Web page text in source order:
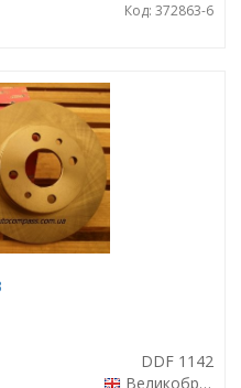
Код: 372863-6
DDF 1142
Великобританія